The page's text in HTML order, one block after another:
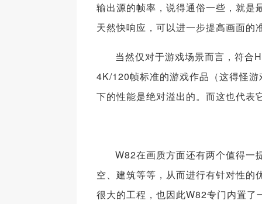
输出源的帧率，说得通俗一些，就
天然快响应，可以进一步提高画面的
当然仅对于游戏场景而言，符合
4K/120帧标准的游戏作品（这得怪
下的性能是绝对溢出的。而这也代表
W82在画质方面还有两个值得一
空、建筑等等，从而进行有针对性的
很大的工程，也因此W82专门内置